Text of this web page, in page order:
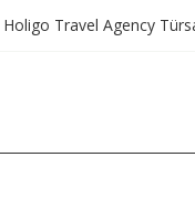
Holigo Travel Agency